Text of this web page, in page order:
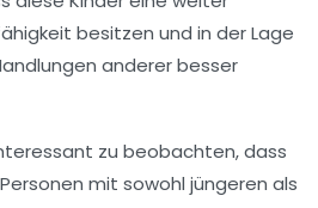
besitzen und in der Lage
anderer besser
zu beobachten, dass
mit sowohl jüngeren als